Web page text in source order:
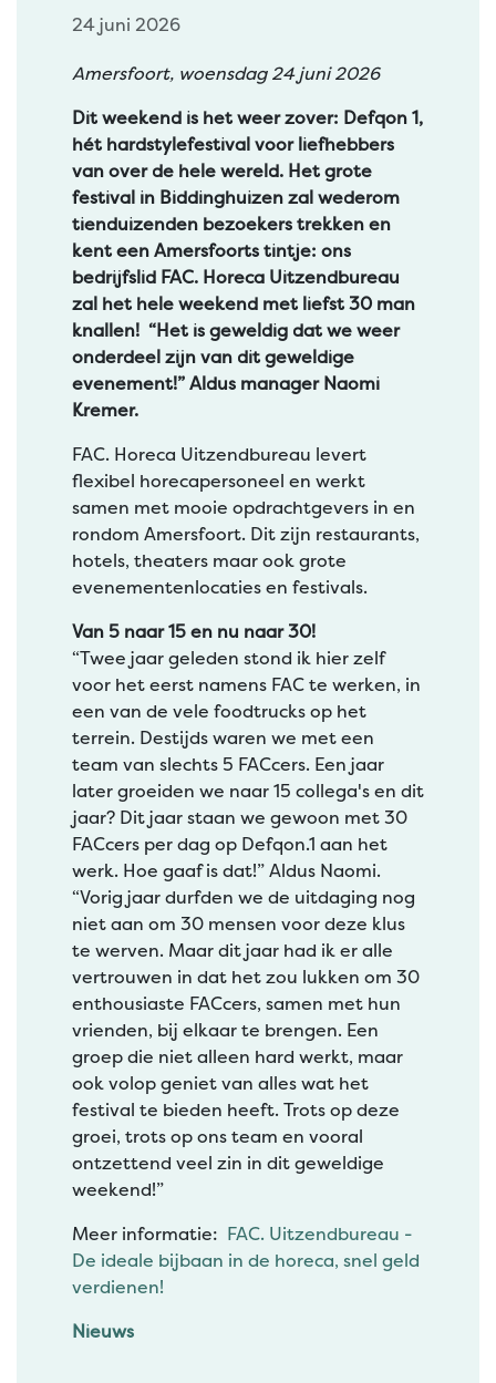
24 juni 2026
Amersfoort, woensdag 24 juni 2026
Dit weekend is het weer zover: Defqon 1,
hét hardstylefestival voor liefhebbers
van over de hele wereld. Het grote
festival in Biddinghuizen zal wederom
tienduizenden bezoekers trekken en
kent een Amersfoorts tintje: ons
bedrijfslid FAC. Horeca Uitzendbureau
zal het hele weekend met liefst 30 man
knallen! “Het is geweldig dat we weer
onderdeel zijn van dit geweldige
evenement!” Aldus manager Naomi
Kremer.
FAC. Horeca Uitzendbureau levert
flexibel horecapersoneel en werkt
samen met mooie opdrachtgevers in en
rondom Amersfoort. Dit zijn restaurants,
hotels, theaters maar ook grote
evenementenlocaties en festivals.
Van 5 naar 15 en nu naar 30!
“Twee jaar geleden stond ik hier zelf
voor het eerst namens FAC te werken, in
een van de vele foodtrucks op het
terrein. Destijds waren we met een
team van slechts 5 FACcers. Een jaar
later groeiden we naar 15 collega's en dit
jaar? Dit jaar staan we gewoon met 30
FACcers per dag op Defqon.1 aan het
werk. Hoe gaaf is dat!” Aldus Naomi.
“Vorig jaar durfden we de uitdaging nog
niet aan om 30 mensen voor deze klus
te werven. Maar dit jaar had ik er alle
vertrouwen in dat het zou lukken om 30
enthousiaste FACcers, samen met hun
vrienden, bij elkaar te brengen. Een
groep die niet alleen hard werkt, maar
ook volop geniet van alles wat het
festival te bieden heeft. Trots op deze
groei, trots op ons team en vooral
ontzettend veel zin in dit geweldige
weekend!”
Meer informatie: FAC. Uitzendbureau -
De ideale bijbaan in de horeca, snel geld
verdienen!
Nieuws